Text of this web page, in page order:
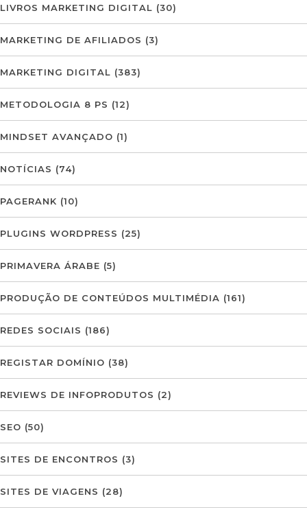
LIVROS MARKETING DIGITAL (30)
MARKETING DE AFILIADOS (3)
MARKETING DIGITAL (383)
METODOLOGIA 8 PS (12)
MINDSET AVANÇADO (1)
NOTÍCIAS (74)
PAGERANK (10)
PLUGINS WORDPRESS (25)
PRIMAVERA ÁRABE (5)
PRODUÇÃO DE CONTEÚDOS MULTIMÉDIA (161)
REDES SOCIAIS (186)
REGISTAR DOMÍNIO (38)
REVIEWS DE INFOPRODUTOS (2)
SEO (50)
SITES DE ENCONTROS (3)
SITES DE VIAGENS (28)